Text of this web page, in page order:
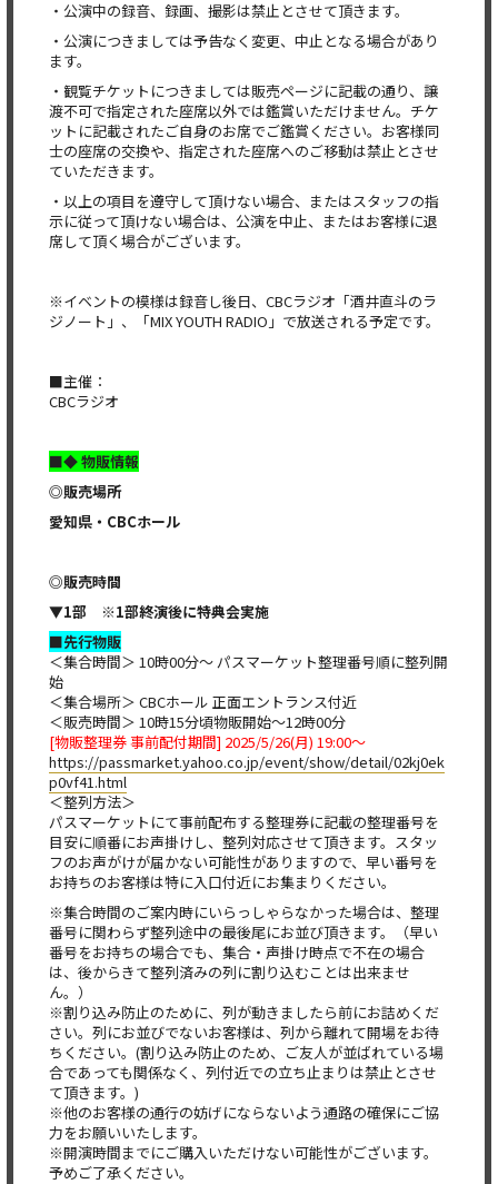
・公演中の録音、録画、撮影は禁止とさせて頂きます。
・公演につきましては予告なく変更、中止となる場合があり
ます。
・観覧チケットにつきましては販売ページに記載の通り、譲
渡不可で指定された座席以外では鑑賞いただけません。チケ
ットに記載されたご自身のお席でご鑑賞ください。お客様同
士の座席の交換や、指定された座席へのご移動は禁止とさせ
ていただきます。
・以上の項目を遵守して頂けない場合、またはスタッフの指
示に従って頂けない場合は、公演を中止、またはお客様に退
席して頂く場合がございます。
※イベントの模様は録音し後日、CBCラジオ「酒井直斗のラ
ジノート」、「MIX YOUTH RADIO」で放送される予定です。
■主催：
CBCラジオ
■◆ 物販情報
◎販売場所
愛知県・CBCホール
◎販売時間
▼1部 ※1部終演後に特典会実施
■先行物販
＜集合時間＞ 10時00分～ パスマーケット整理番号順に整列開
始
＜集合場所＞ CBCホール 正面エントランス付近
＜販売時間＞ 10時15分頃物販開始～12時00分
[物販整理券 事前配付期間] 2025/5/26(月) 19:00～
https://passmarket.yahoo.co.jp/event/show/detail/02kj0ek
p0vf41.html
＜整列方法＞
パスマーケットにて事前配布する整理券に記載の整理番号を
目安に順番にお声掛けし、整列対応させて頂きます。スタッ
フのお声がけが届かない可能性がありますので、早い番号を
お持ちのお客様は特に入口付近にお集まりください。
※集合時間のご案内時にいらっしゃらなかった場合は、整理
番号に関わらず整列途中の最後尾にお並び頂きます。（早い
番号をお持ちの場合でも、集合・声掛け時点で不在の場合
は、後からきて整列済みの列に割り込むことは出来ませ
ん。）
※割り込み防止のために、列が動きましたら前にお詰めくだ
さい。列にお並びでないお客様は、列から離れて開場をお待
ちください。(割り込み防止のため、ご友人が並ばれている場
合であっても関係なく、列付近での立ち止まりは禁止とさせ
て頂きます。)
※他のお客様の通行の妨げにならないよう通路の確保にご協
力をお願いいたします。
※開演時間までにご購入いただけない可能性がございます。
予めご了承ください。